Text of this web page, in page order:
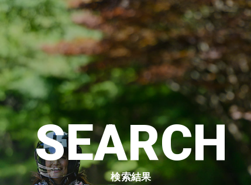
SEARCH
検索結果